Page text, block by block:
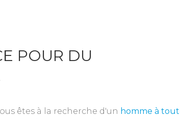
POUR DU
êtes à la recherche d'un homme à tout